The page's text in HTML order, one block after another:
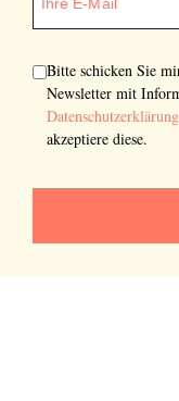
Bitte schicken Sie
Newsletter mit
Datenschutzerklärung
akzeptiere diese.